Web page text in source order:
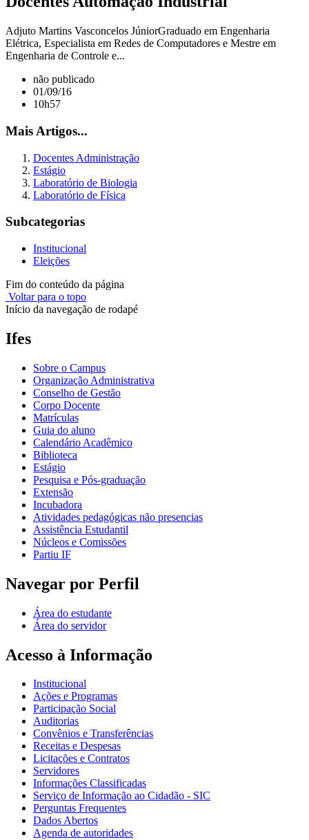
Adjuto Martins Vasconcelos JúniorGraduado em Engenharia
Elétrica, Especialista em Redes de Computadores e Mestre em
Engenharia de Controle e...
não publicado
01/09/16
10h57
Mais Artigos...
Docentes Administração
Estágio
Laboratório de Biologia
Laboratório de Física
Subcategorias
Institucional
Eleições
Fim do conteúdo da página
Voltar para o topo
Início da navegação de rodapé
Ifes
Sobre o Campus
Organização Administrativa
Conselho de Gestão
Corpo Docente
Matrículas
Guia do aluno
Calendário Acadêmico
Biblioteca
Estágio
Pesquisa e Pós-graduação
Extensão
Incubadora
Atividades pedagógicas não presencias
Assistência Estudantil
Núcleos e Comissões
Partiu IF
Navegar por Perfil
Área do estudante
Área do servidor
Acesso à Informação
Institucional
Ações e Programas
Participação Social
Auditorias
Convênios e Transferências
Receitas e Despesas
Licitações e Contratos
Servidores
Informações Classificadas
Serviço de Informação ao Cidadão - SIC
Perguntas Frequentes
Dados Abertos
Agenda de autoridades